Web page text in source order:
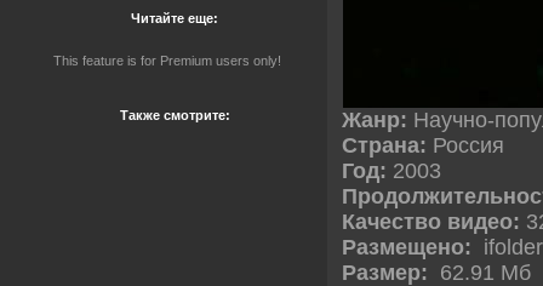
Читайте еще:
This feature is for Premium users only!
Также смотрите: Жанр: Научно-
Страна: Россия
Год: 2003
Качество видео:
Размещено:
Размер: 62.91 Мб